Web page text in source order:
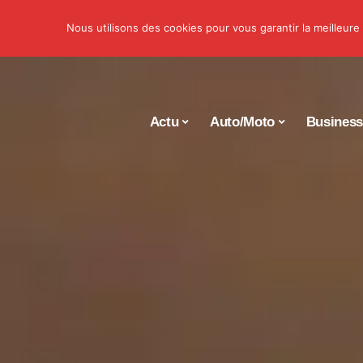
Actu Auto/Moto Business
Nous utilisons des cookies pour vous garantir la